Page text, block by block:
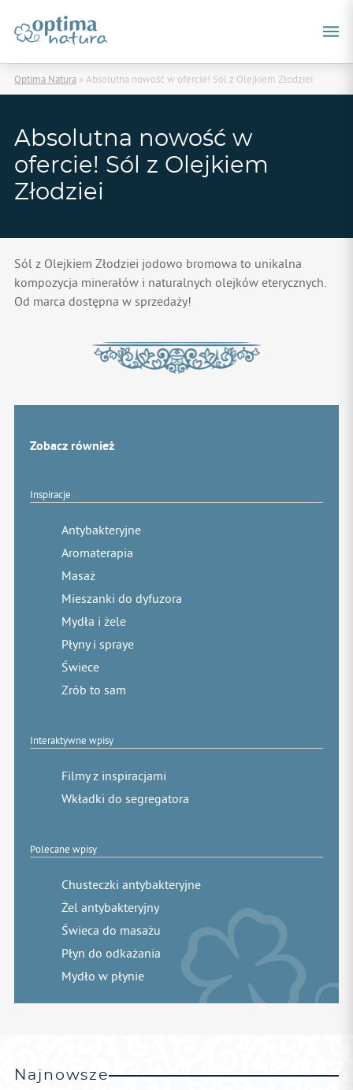
Optima Natura» Absolutna nowość w ofercie! Sól z Olejkiem Złodziei
Absolutna nowość w
ofercie! Sól z Olejkiem
Złodziei
Sól z Olejkiem Złodziei jodowo bromowa to unikalna
kompozycja minerałów i naturalnych olejków eterycznych.
Od marca dostępna w sprzedaży!
Zobacz również
Inspiracje
Antybakteryjne
Aromaterapia
Masaż
Mieszanki do dyfuzora
Mydła i żele
Płyny i spraye
Świece
Zrób to sam
Interaktywne wpisy
Filmy z inspiracjami
Wkładki do segregatora
Polecane wpisy
Chusteczki antybakteryjne
Żel antybakteryjny
Świeca do masażu
Płyn do odkażania
Mydło w płynie
Najnowsze